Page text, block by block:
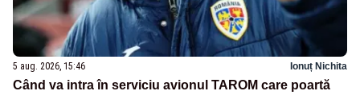
5 aug. 2026, 15:46 Ionuț Nichita
Când va intra în serviciu avionul TAROM care poartă